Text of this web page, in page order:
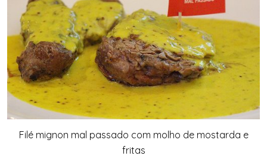
Filé mignon mal passado com molho de mostarda e
fritas